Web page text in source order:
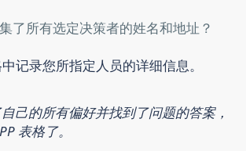
了所有选定决策者的姓名和地址？
记录您所指定人员的详细信息。
己的所有偏好并找到了问题的答案，
表格了。